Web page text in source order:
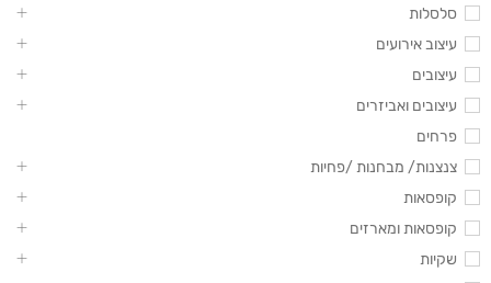
סלסלות
עיצוב אירועים
עיצובים
עיצובים ואביזרים
פרחים
צנצנות/ מבחנות /פחיות
קופסאות
קופסאות ומארזים
שקיות